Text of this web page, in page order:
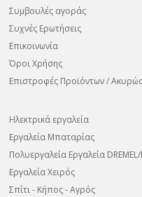
Συμβουλές αγοράς
Συχνές Ερωτήσεις
Επικοινωνία
Όροι Χρήσης
Επιστροφές Προϊόντων /
Ηλεκτρικά εργαλεία
Εργαλεία Μπαταρίας
Πολυεργαλεία Εργαλεία
Εργαλεία Χειρός
Σπίτι - Κήπος - Αγρός